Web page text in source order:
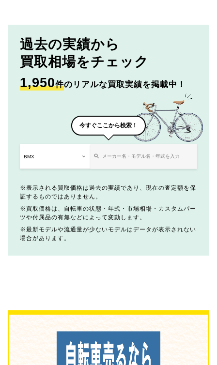
過去の実績から
買取相場をチェック
1,950件のリアルな買取実績を掲載中！
今すぐここから検索！
表示される買取価格は過去の実績であり、現在の査定額を保
証するものではありません。
買取価格は、自転車の状態・年式・市場相場・カスタムパー
ツや付属品の有無などによって変動します。
最新モデルや流通量が少ないモデルはデータが表示されない
場合があります。